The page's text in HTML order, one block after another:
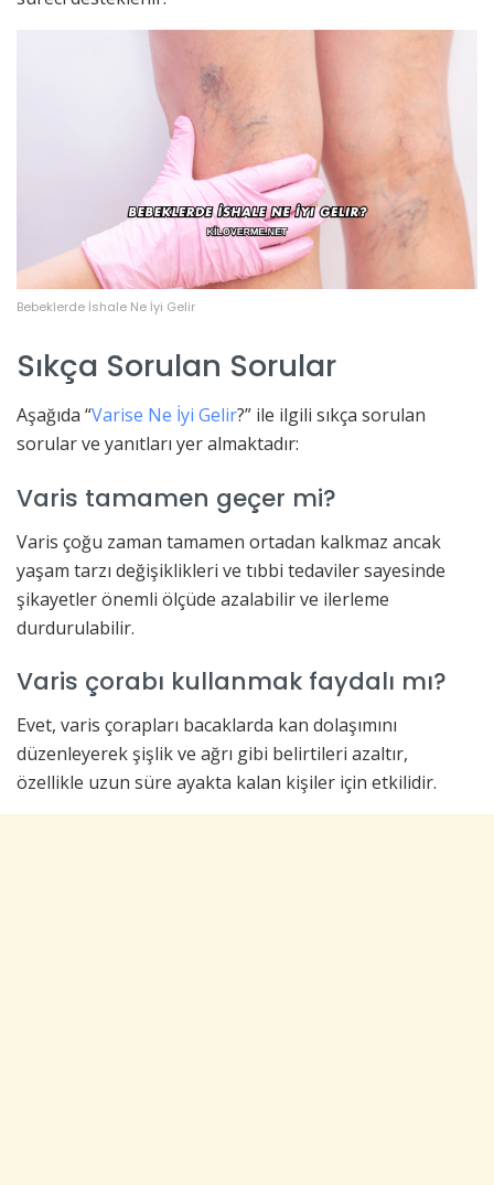
Bebeklerde İshale Ne İyi Gelir
Sıkça Sorulan Sorular
Aşağıda “Varise Ne İyi Gelir?” ile ilgili sıkça sorulan
sorular ve yanıtları yer almaktadır:
Varis tamamen geçer mi?
Varis çoğu zaman tamamen ortadan kalkmaz ancak
yaşam tarzı değişiklikleri ve tıbbi tedaviler sayesinde
şikayetler önemli ölçüde azalabilir ve ilerleme
durdurulabilir.
Varis çorabı kullanmak faydalı mı?
Evet, varis çorapları bacaklarda kan dolaşımını
düzenleyerek şişlik ve ağrı gibi belirtileri azaltır,
özellikle uzun süre ayakta kalan kişiler için etkilidir.